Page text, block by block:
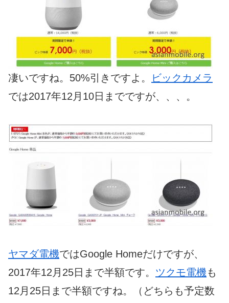
凄いですね。50%引きですよ。
ビックカメラ
では2017年12月10日までですが、、、。
ヤマダ電機ではGoogle Homeだけですが、
2017年12月25日まで半額です。 ツクモ電機も
12月25日まで半額ですね。（どちらも予定数